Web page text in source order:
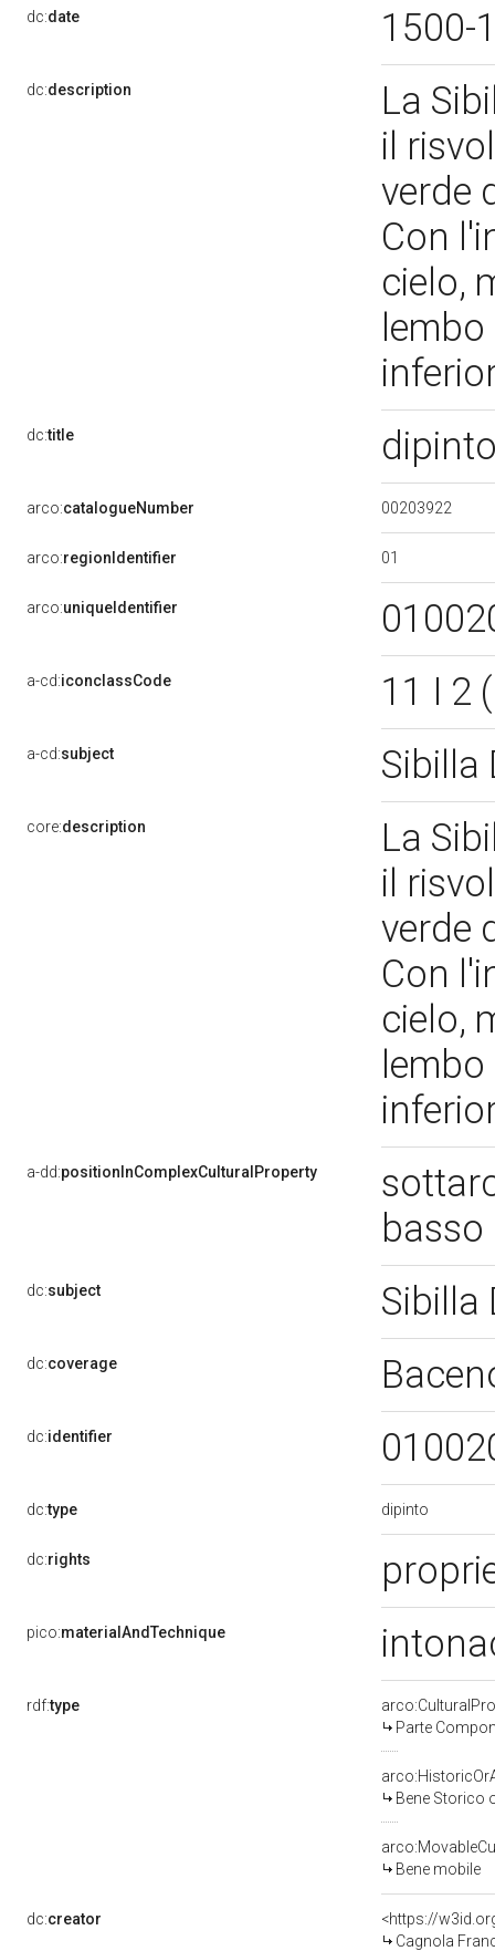
dc:date 1500-
dc:description
La
il
verde
Con
cielo,
dc:title
arco:catalogueNumber 00203922
arco:regionIdentifier 01
arco:uniqueIdentifier
a-cd:iconclassCode 11 I 2
a-cd:subject Sibilla
core:description
La
il
verde
Con
cielo,
a-dd:positionInComplexCulturalProperty
basso
dc:subject Sibilla
dc:coverage
dc:identifier
dc:type dipinto
dc:rights
pico:materialAndTechnique
rdf:type
Parte
Bene Storico
Bene mobile
dc:creator
<https://
Cagnola